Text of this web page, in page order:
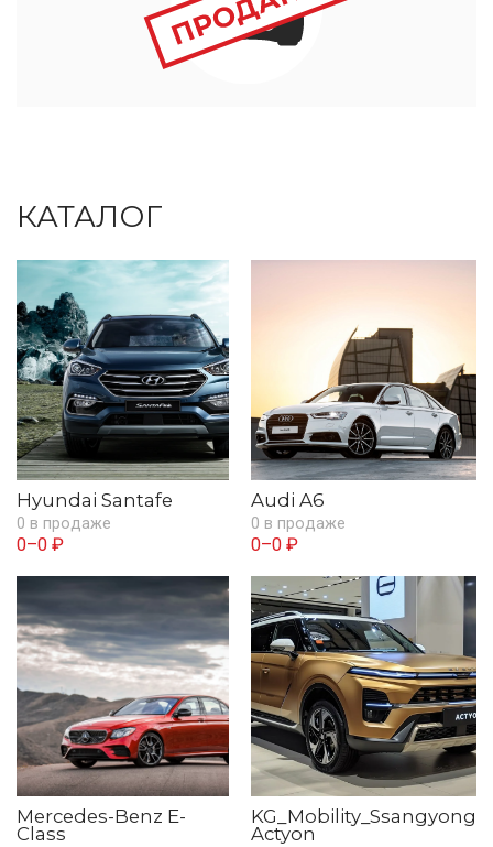
КАТАЛОГ
Hyundai Santafe
0 в продаже
0–0 ₽
Audi A6
0 в продаже
0–0 ₽
Mercedes-Benz E-
Class
KG_Mobility_Ssangyong
Actyon